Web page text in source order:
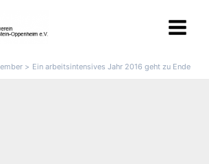
Menu
Ein arbeitsintensives Jahr 2016 geht zu Ende